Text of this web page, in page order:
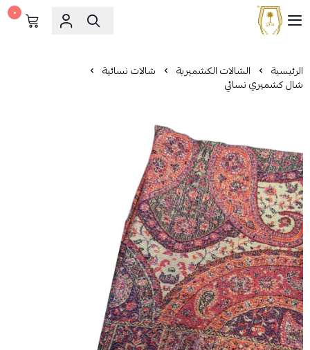
مشالح المهدي الملكية
٠
الرئيسية الشالات الكشميرية شالات نسائية
شال كشميري نسائي